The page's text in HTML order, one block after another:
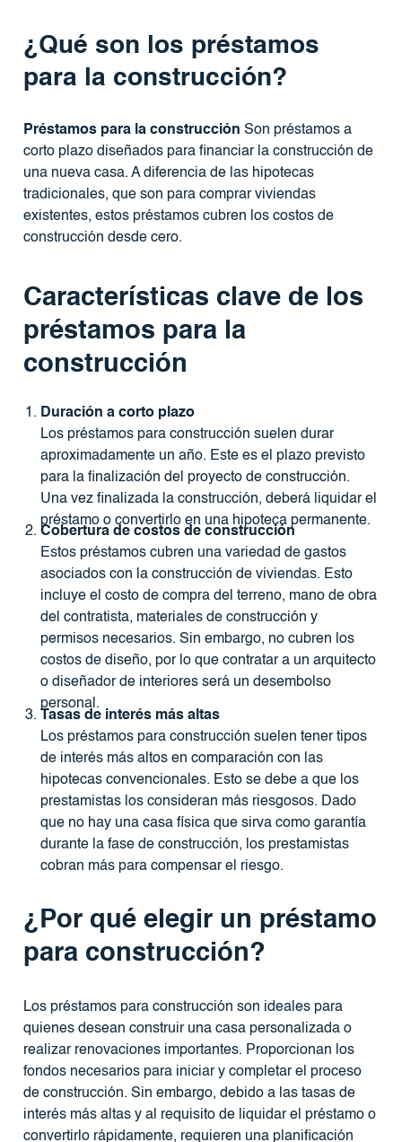
¿Qué son los préstamos
para la construcción?
Préstamos para la construcción Son préstamos a
corto plazo diseñados para financiar la construcción de
una nueva casa. A diferencia de las hipotecas
tradicionales, que son para comprar viviendas
existentes, estos préstamos cubren los costos de
construcción desde cero.
Características clave de los
préstamos para la
construcción
Duración a corto plazo
Los préstamos para construcción suelen durar
aproximadamente un año. Este es el plazo previsto
para la finalización del proyecto de construcción.
Una vez finalizada la construcción, deberá liquidar el
préstamo o convertirlo en una hipoteca permanente.
Cobertura de costos de construcción
Estos préstamos cubren una variedad de gastos
asociados con la construcción de viviendas. Esto
incluye el costo de compra del terreno, mano de obra
del contratista, materiales de construcción y
permisos necesarios. Sin embargo, no cubren los
costos de diseño, por lo que contratar a un arquitecto
o diseñador de interiores será un desembolso
personal.
Tasas de interés más altas
Los préstamos para construcción suelen tener tipos
de interés más altos en comparación con las
hipotecas convencionales. Esto se debe a que los
prestamistas los consideran más riesgosos. Dado
que no hay una casa física que sirva como garantía
durante la fase de construcción, los prestamistas
cobran más para compensar el riesgo.
¿Por qué elegir un préstamo
para construcción?
Los préstamos para construcción son ideales para
quienes desean construir una casa personalizada o
realizar renovaciones importantes. Proporcionan los
fondos necesarios para iniciar y completar el proceso
de construcción. Sin embargo, debido a las tasas de
interés más altas y al requisito de liquidar el préstamo o
convertirlo rápidamente, requieren una planificación